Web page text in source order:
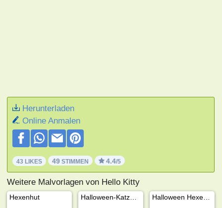
Herunterladen
Online Anmalen
43 LIKES 49 STIMMEN 4.4/5
Weitere Malvorlagen von Hello Kitty
Hexenhut